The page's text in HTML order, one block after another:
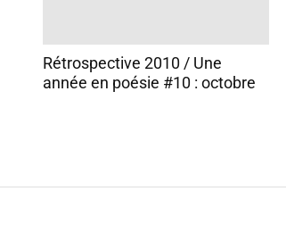
Rétrospective 2010 / Une
année en poésie #10 : octobre